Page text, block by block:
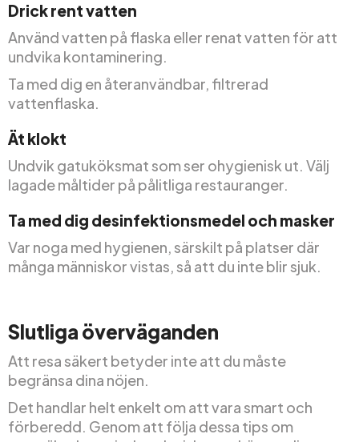
Drick rent vatten
Använd vatten på flaska eller renat vatten för att
undvika kontaminering.
Ta med dig en återanvändbar, filtrerad
vattenflaska.
Ät klokt
Undvik gatuköksmat som ser ohygienisk ut. Välj
lagade måltider på pålitliga restauranger.
Ta med dig desinfektionsmedel och masker
Var noga med hygienen, särskilt på platser där
många människor vistas, så att du inte blir sjuk.
Slutliga överväganden
Att resa säkert betyder inte att du måste
begränsa dina nöjen.
Det handlar helt enkelt om att vara smart och
förberedd. Genom att följa dessa tips om